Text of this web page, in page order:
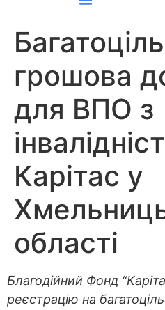
грошова
для ВПО з
Карітас у
області
Благодійний Фонд
реєстрацію на